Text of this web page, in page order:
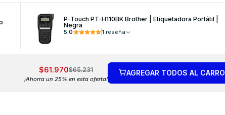
P-Touch PT-H110BK Brother | Etiquetadora Portátil |
Negra
5.0 1 reseña
$61.970$65.231
¡Ahorra un 25% en esta oferta!
AGREGAR TODOS AL CARRO